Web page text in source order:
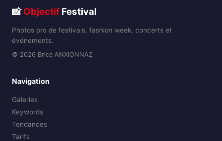
📸Objectif Festival
Photos pro de festivals, fashion week, concerts et
événements.
© 2026 Brice ANXIONNAZ
Navigation
Galeries
Keywords
Tendances
Tarifs